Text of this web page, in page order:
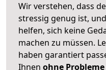
Wir verstehen, dass
stressig genug ist,
helfen, sich keine
machen zu müssen.
haben garantiert
Ihnen ohne Probleme